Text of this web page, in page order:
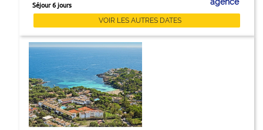
Séjour 6 jours
VOIR LES AUTRES DATES